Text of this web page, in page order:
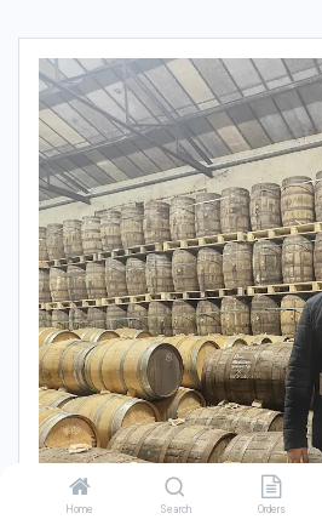
Home Search Orders